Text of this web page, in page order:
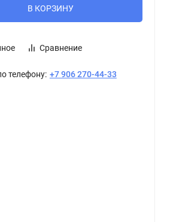
В КОРЗИНУ
Сравнение
телефону: +7 906 270-44-33